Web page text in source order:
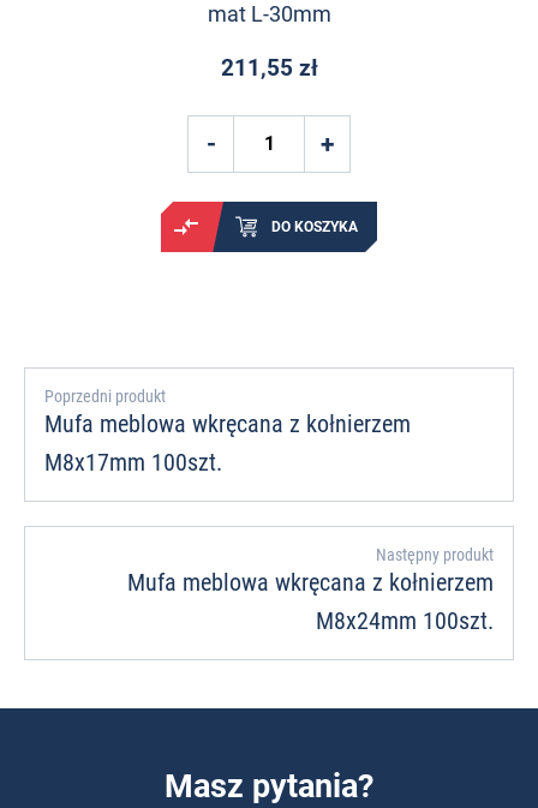
mat L-30mm
211,55 zł
DO KOSZYKA
Poprzedni produkt
Mufa meblowa wkręcana z kołnierzem
M8x17mm 100szt.
Następny produkt
Mufa meblowa wkręcana z kołnierzem
M8x24mm 100szt.
Masz pytania?